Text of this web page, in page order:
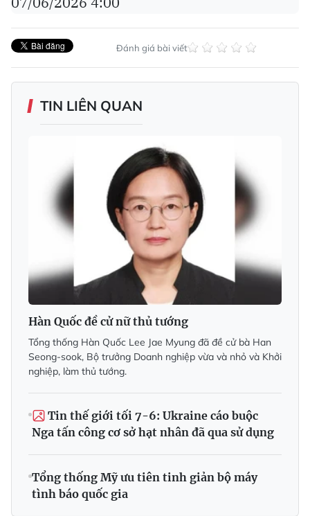
Đánh giá bài viết
TIN LIÊN QUAN
Hàn Quốc đề cử nữ thủ tướng
Tổng thống Hàn Quốc Lee Jae Myung đã đề cử bà Han
Seong-sook, Bộ trưởng Doanh nghiệp vừa và nhỏ và Khởi
nghiệp, làm thủ tướng.
Tin thế giới tối 7-6: Ukraine cáo buộc
Nga tấn công cơ sở hạt nhân đã qua sử dụng
Tổng thống Mỹ ưu tiên tinh giản bộ máy
tình báo quốc gia